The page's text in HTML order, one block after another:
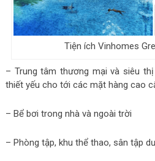
Tiện ích Vinhomes
– Trung tâm thương mại và siêu
thiết yếu cho tới các mặt hàng cao
– Bể bơi trong nhà và ngoài trời
– Phòng tập, khu thể thao, sân tập